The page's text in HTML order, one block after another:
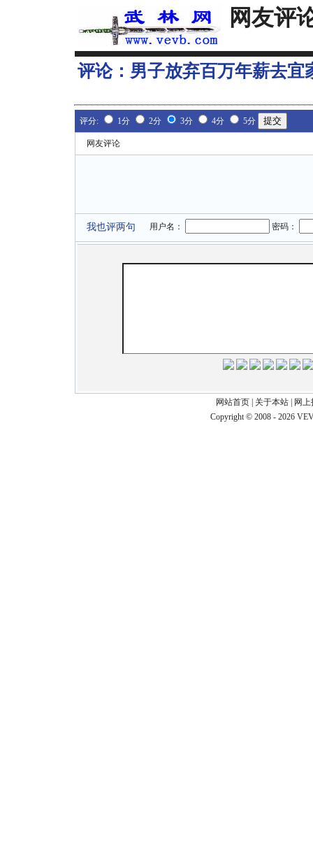
网友评
评论： 男子放弃百万年薪去宜
评分: 1分 2分 3分 4分 5分
网友评论
我也评两句 用户名： 密码：
网站首页 关于本站
网
Copyright © 2008 - 2026